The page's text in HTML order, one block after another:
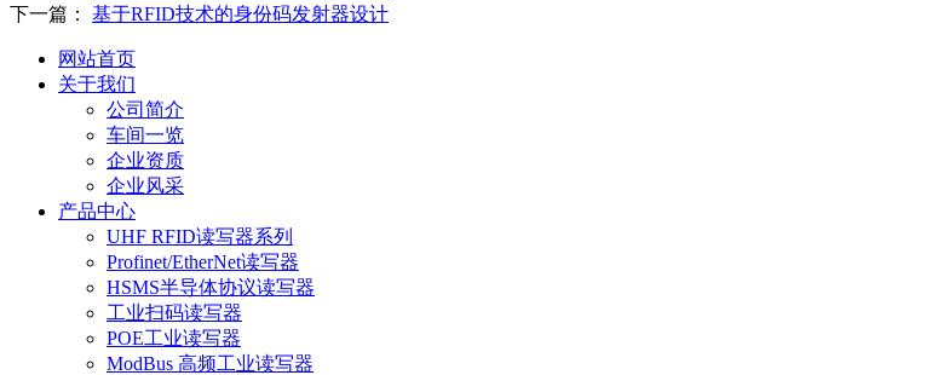
下一篇： 基于RFID技术的身份码发射器设计
网站首页
关于我们
公司简介
车间一览
企业资质
企业风采
产品中心
UHF RFID读写器系列
Profinet/EtherNet读写器
HSMS半导体协议读写器
工业扫码读写器
POE工业读写器
ModBus 高频工业读写器